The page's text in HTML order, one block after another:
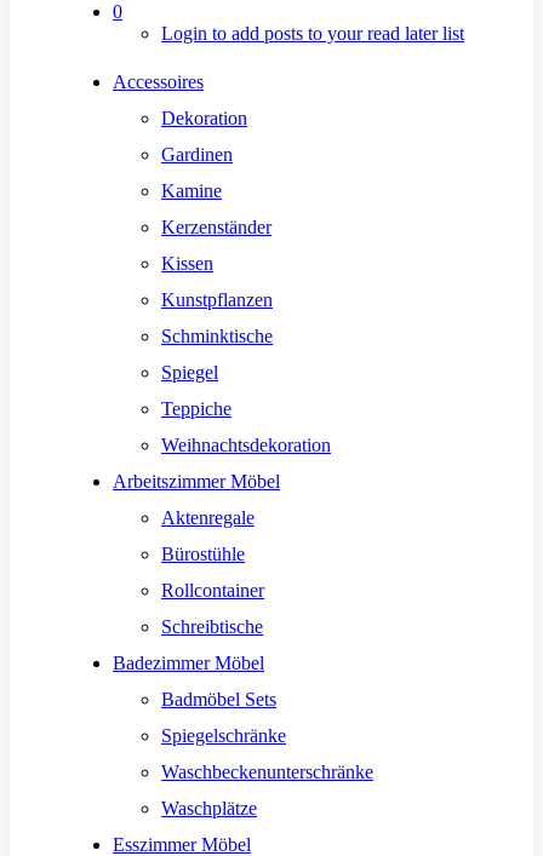
0
Login to add posts to your read later list
Accessoires
Dekoration
Gardinen
Kamine
Kerzenständer
Kissen
Kunstpflanzen
Schminktische
Spiegel
Teppiche
Weihnachtsdekoration
Arbeitszimmer Möbel
Aktenregale
Bürostühle
Rollcontainer
Schreibtische
Badezimmer Möbel
Badmöbel Sets
Spiegelschränke
Waschbeckenunterschränke
Waschplätze
Esszimmer Möbel